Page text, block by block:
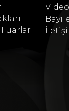
Fuarlar